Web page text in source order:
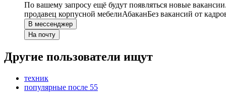
По вашему запросу ещё будут появляться новые
продавец корпусной мебелиАбаканБез вакансий от
В мессенджер
На почту
Другие пользователи ищут
техник
популярные после 55